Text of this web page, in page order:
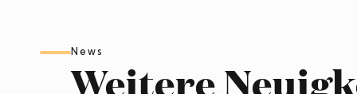
News
Weitere